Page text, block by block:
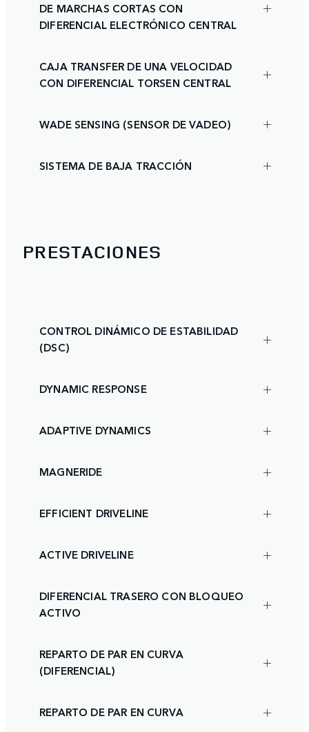
DE MARCHAS CORTAS CON
DIFERENCIAL ELECTRÓNICO CENTRAL
CAJA TRANSFER DE UNA VELOCIDAD
CON DIFERENCIAL TORSEN CENTRAL
WADE SENSING (SENSOR DE VADEO)
SISTEMA DE BAJA TRACCIÓN
PRESTACIONES
CONTROL DINÁMICO DE ESTABILIDAD
(DSC)
DYNAMIC RESPONSE
ADAPTIVE DYNAMICS
MAGNERIDE
EFFICIENT DRIVELINE
ACTIVE DRIVELINE
DIFERENCIAL TRASERO CON BLOQUEO
ACTIVO
REPARTO DE PAR EN CURVA
(DIFERENCIAL)
REPARTO DE PAR EN CURVA